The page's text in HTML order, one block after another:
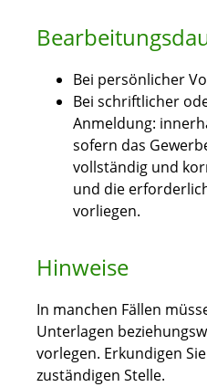
Bei persönlicher
Bei schriftlicher
Anmeldung:
sofern das
vollständig und
und die
vorliegen.
Hinweise
In manchen Fällen
Unterlagen
vorlegen. Erkundigen
zuständigen Stelle.